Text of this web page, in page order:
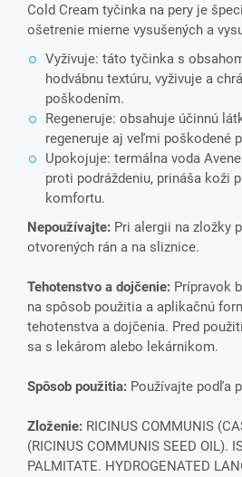
Cold Cream tyčinka na pery je
ošetrenie mierne vysušených a
Vyživuje: táto tyčinka s
hodvábnu textúru, vyživuje a
poškodením.
Regeneruje: obsahuje účinnú
regeneruje aj veľmi poškodené
Upokojuje: termálna voda
proti podráždeniu, prináša koži
komfortu.
Nepoužívajte: Pri alergii na zložky
otvorených rán a na sliznice.
Tehotenstvo a dojčenie: Prípravok
na spôsob použitia a aplikačnú
tehotenstva a dojčenia. Pred
sa s lekárom alebo lekárnikom.
Spôsob použitia: Používajte podľa
Zloženie: RICINUS COMMUNIS
(RICINUS COMMUNIS SEED OIL).
PALMITATE. HYDROGENATED